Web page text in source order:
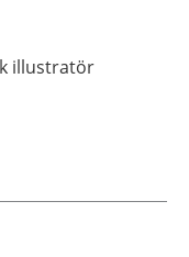
illustratör